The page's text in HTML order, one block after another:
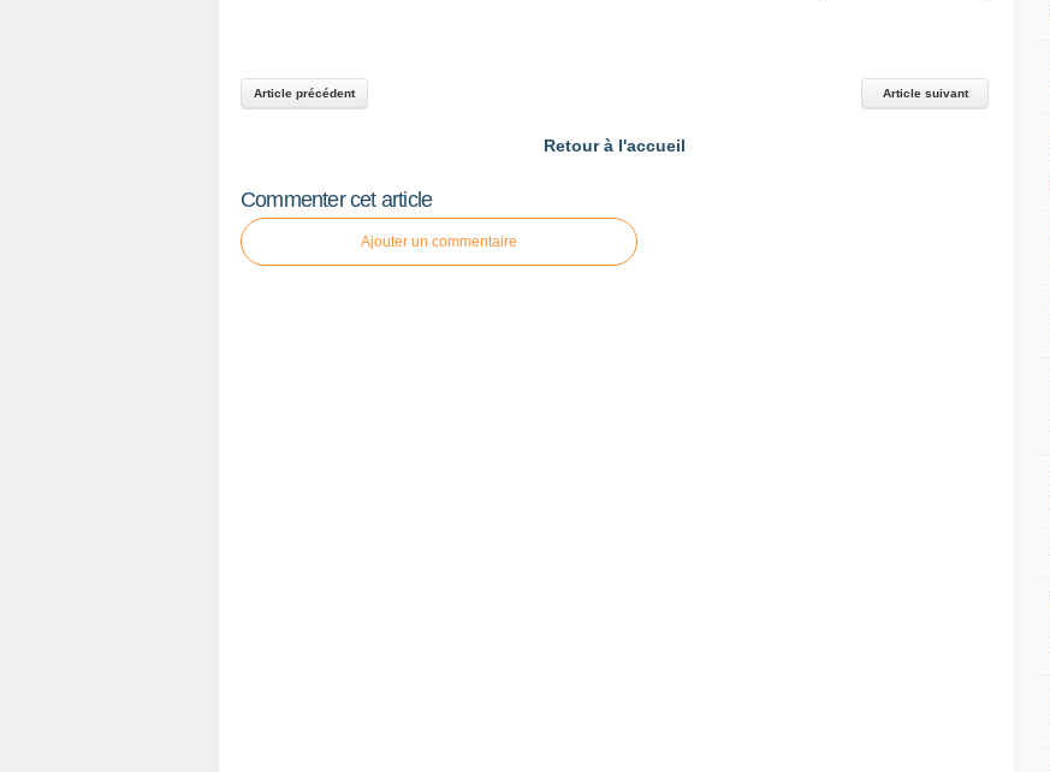
Article précédent Article suivant
Retour à l'accueil
Commenter cet article
Ajouter un commentaire